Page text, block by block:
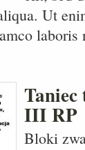
Ut
III RP
Bloki